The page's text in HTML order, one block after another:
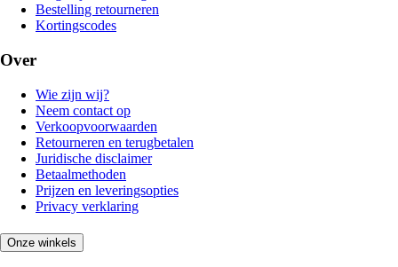
Bestelling retourneren
Kortingscodes
Over
Wie zijn wij?
Neem contact op
Verkoopvoorwaarden
Retourneren en terugbetalen
Juridische disclaimer
Betaalmethoden
Prijzen en leveringsopties
Privacy verklaring
Onze winkels